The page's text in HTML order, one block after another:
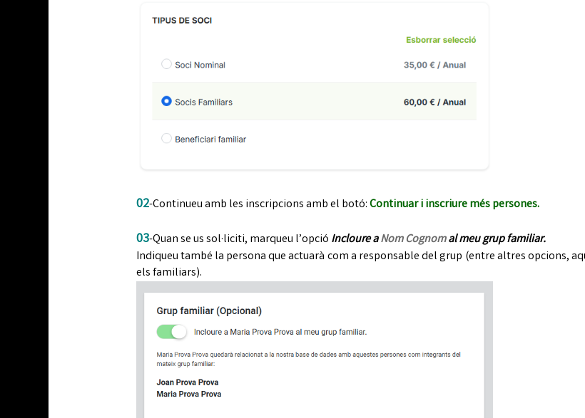
02-Continueu amb les inscripcions amb el botó:Continuar i inscriure més persones.
03-Quan se us sol·liciti, marqueu l’opció Incloure aNom Cognomal meu grup familiar.
Indiqueu també la persona que actuarà com a responsable del grup (entre altres opcions,
els familiars).